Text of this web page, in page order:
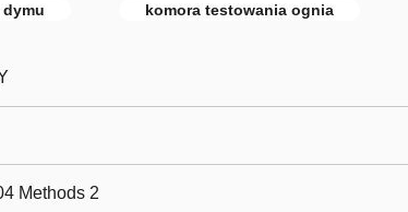
komora testowania ognia
Methods 2